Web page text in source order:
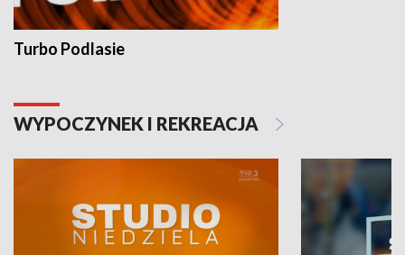
Turbo Podlasie
WYPOCZYNEK I REKREACJA